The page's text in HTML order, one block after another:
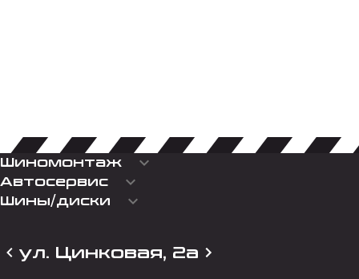
Шиномонтаж keyboard_arrow_down
Автосервис keyboard_arrow_down
Шины/диски keyboard_arrow_down
ул. Цинковая, 2а